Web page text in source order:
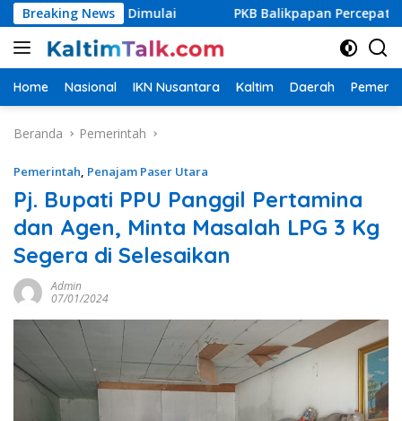
Langsung
ke
konten
Breaking News
Dimulai PKB Balikpapan Percepat Regenerasi,
Home Nasional IKN Nusantara Kaltim Daerah
Beranda Pemerintah
Pemerintah, Penajam Paser Utara
Pj. Bupati PPU Panggil Pertamina
dan Agen, Minta Masalah LPG 3 Kg
Segera di Selesaikan
Admin
07/01/2024